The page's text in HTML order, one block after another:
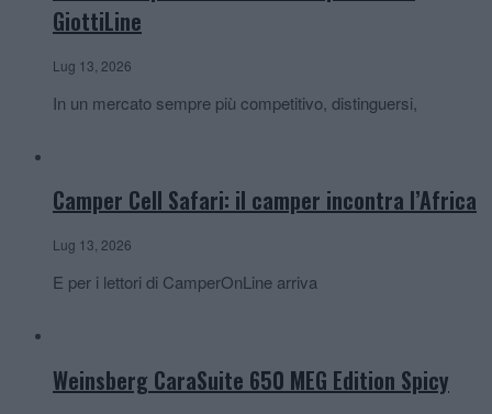
GiottiLine
Lug 13, 2026
In un mercato sempre più competitivo, distinguersi,
Camper Cell Safari: il camper incontra l’Africa
Lug 13, 2026
E per i lettori di CamperOnLine arriva
Weinsberg CaraSuite 650 MEG Edition Spicy